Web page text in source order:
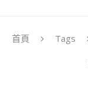
首頁 Tags